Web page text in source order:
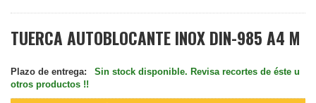
TUERCA AUTOBLOCANTE INOX DIN-985 A4 M
Plazo de entrega:
Sin stock disponible. Revisa recortes de éste u
otros productos !!